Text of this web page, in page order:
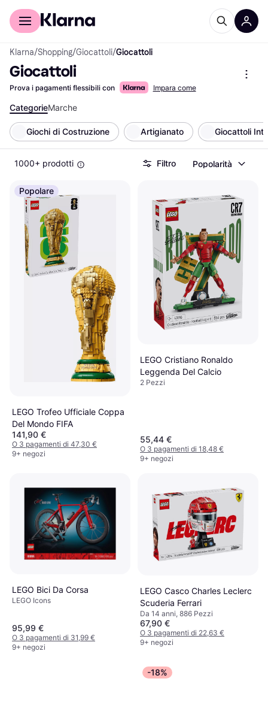
Per il tuo shopping
Klarna/Shopping/Giocattoli/Giocattoli
Giocattoli
Prova i pagamenti flessibili con Impara come
CategorieMarche
Giochi di Costruzione Artigianato Giocattoli
1000+ prodotti Filtro Popolarità
Popolare
LEGO Trofeo Ufficiale Coppa
Del Mondo FIFA
141,90 €
O 3 pagamenti di 47,30 €
9+ negozi
LEGO Cristiano Ronaldo
Leggenda Del Calcio
2 Pezzi
55,44 €
O 3 pagamenti di 18,48 €
9+ negozi
LEGO Bici Da Corsa
LEGO Icons
95,99 €
O 3 pagamenti di 31,99 €
9+ negozi
LEGO Casco Charles Leclerc
Scuderia Ferrari
Da 14 anni, 886 Pezzi
67,90 €
O 3 pagamenti di 22,63 €
9+ negozi
-18%